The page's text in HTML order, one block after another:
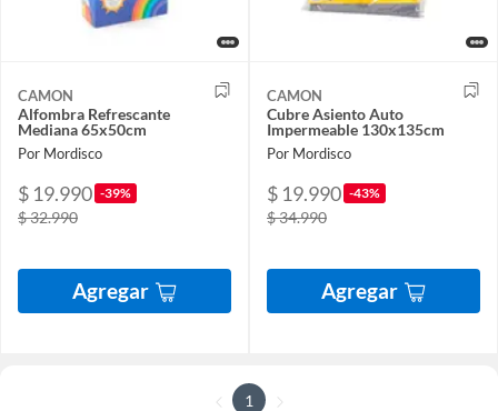
CAMON
Alfombra Refrescante
Mediana 65x50cm
Por Mordisco
$ 19.990 -39%
$ 32.990
Agregar
CAMON
Cubre Asiento Auto
Impermeable 130x135cm
Por Mordisco
$ 19.990 -43%
$ 34.990
Agregar
1